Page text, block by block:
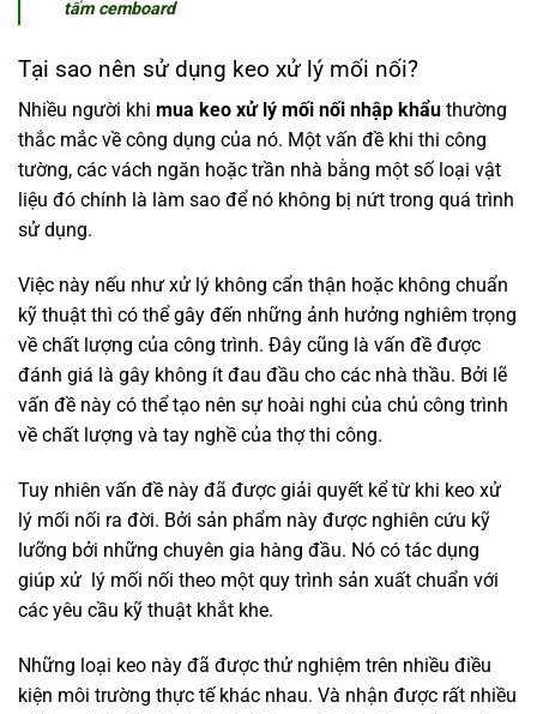
tấm cemboard
Tại sao nên sử dụng keo xử lý mối nối?
Nhiều người khi mua keo xử lý mối nối nhập khẩu thường
thắc mắc về công dụng của nó. Một vấn đề khi thi công
tường, các vách ngăn hoặc trần nhà bằng một số loại vật
liệu đó chính là làm sao để nó không bị nứt trong quá trình
sử dụng.
Việc này nếu như xử lý không cẩn thận hoặc không chuẩn
kỹ thuật thì có thể gây đến những ảnh hưởng nghiêm trọng
về chất lượng của công trình. Đây cũng là vấn đề được
đánh giá là gây không ít đau đầu cho các nhà thầu. Bởi lẽ
vấn đề này có thể tạo nên sự hoài nghi của chủ công trình
về chất lượng và tay nghề của thợ thi công.
Tuy nhiên vấn đề này đã được giải quyết kể từ khi keo xử
lý mối nối ra đời. Bởi sản phẩm này được nghiên cứu kỹ
lưỡng bởi những chuyên gia hàng đầu. Nó có tác dụng
giúp xử lý mối nối theo một quy trình sản xuất chuẩn với
các yêu cầu kỹ thuật khắt khe.
Những loại keo này đã được thử nghiệm trên nhiều điều
kiện môi trường thực tế khác nhau. Và nhận được rất nhiều